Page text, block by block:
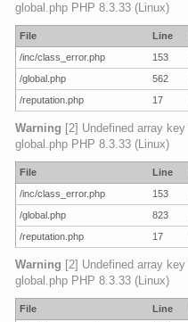
global.php PHP 8.3.33 (Linux)
File Line
/inc/class_error.php
153
/global.php
562
/reputation.php
17
Warning [2] Undefined array
global.php PHP 8.3.33 (Linux)
File Line
/inc/class_error.php
153
/global.php
823
/reputation.php
17
Warning [2] Undefined array
global.php PHP 8.3.33 (Linux)
File Line